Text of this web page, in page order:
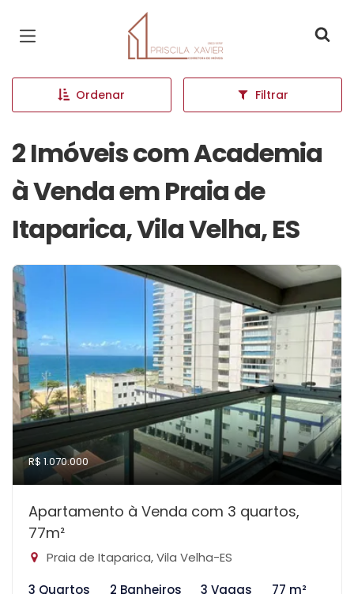
Página inicial
Ordenar Filtrar
2 Imóveis com Academia
à Venda em Praia de
Itaparica, Vila Velha, ES
R$ 1.070.000
Apartamento à Venda com 3 quartos,
77m²
Praia de Itaparica, Vila Velha-ES
3 Quartos
2 Banheiros 3 Vagas 77 m²